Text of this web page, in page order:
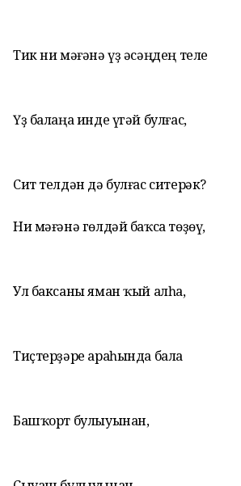
Тик ни мәғәнә үҙ әсәңдең теле
Үҙ балаңа инде үгәй булғас,
Сит телдән дә булғас ситерәк?
Ни мәғәнә гөлдәй баҡса төҙөү,
Ул баксаны яман ҡый алһа,
Тиҫтерҙәре араһында бала
Башҡорт булыуынан,